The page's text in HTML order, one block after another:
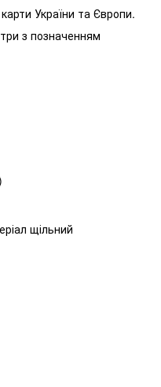
України та Європи.
з позначенням
щільний